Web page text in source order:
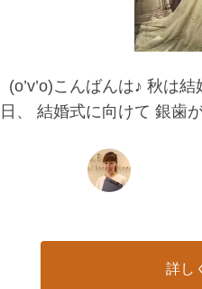
(o’v’o)こんばんは♪ 秋は
日、 結婚式に向けて 銀歯
詳し